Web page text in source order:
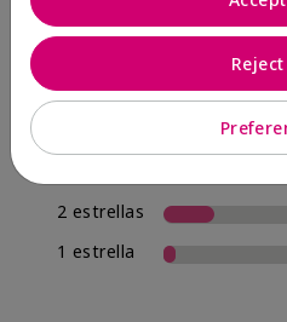
70% de los encuestados
5 estrellas
2 estrellas
1 estrella